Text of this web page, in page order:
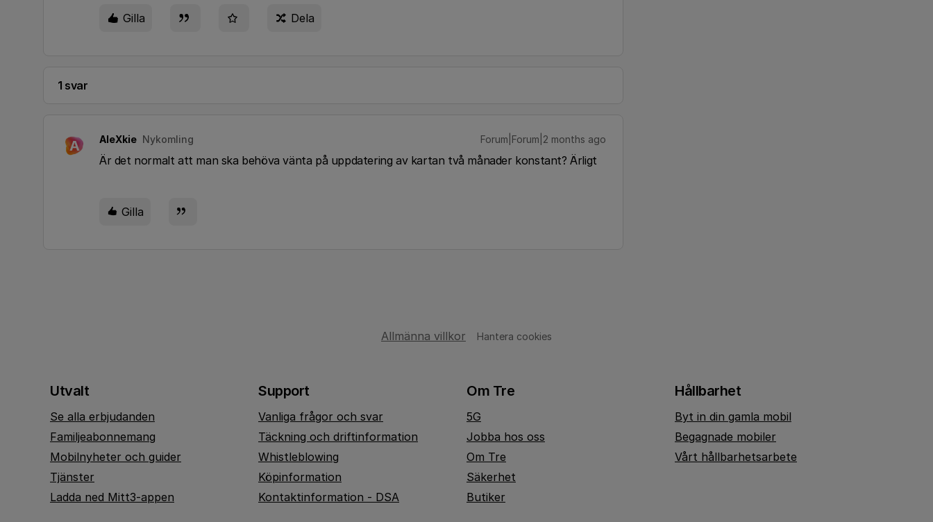
Gilla Dela
1 svar
A AleXkie Nykomling Forum|Forum|2 months ago
Är det normalt att man ska behöva vänta på uppdatering av kartan två månader konstant? Ärligt
Gilla
Allmänna villkor Hantera cookies
Utvalt
Se alla erbjudanden
Familjeabonnemang
Mobilnyheter och guider
Tjänster
Ladda ned Mitt3-appen
Support
Vanliga frågor och svar
Täckning och driftinformation
Whistleblowing
Köpinformation
Kontaktinformation - DSA
Om Tre
5G
Jobba hos oss
Om Tre
Säkerhet
Butiker
Hållbarhet
Byt in din gamla mobil
Begagnade mobiler
Vårt hållbarhetsarbete